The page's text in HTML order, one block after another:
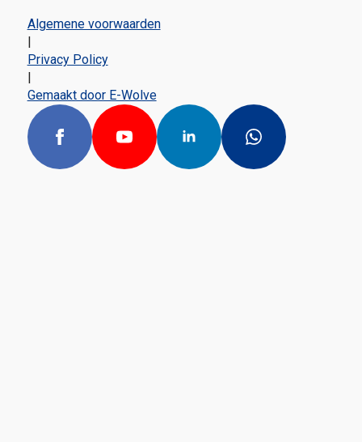
Algemene voorwaarden
|
Privacy Policy
|
Gemaakt door E-Wolve